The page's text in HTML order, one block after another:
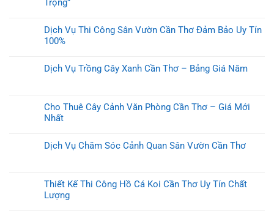
Trọng”
Dịch Vụ Thi Công Sân Vườn Cần Thơ Đảm Bảo Uy Tín
100%
Dịch Vụ Trồng Cây Xanh Cần Thơ – Bảng Giá Năm
Cho Thuê Cây Cảnh Văn Phòng Cần Thơ – Giá Mới
Nhất
Dịch Vụ Chăm Sóc Cảnh Quan Sân Vườn Cần Thơ
Thiết Kế Thi Công Hồ Cá Koi Cần Thơ Uy Tín Chất
Lượng